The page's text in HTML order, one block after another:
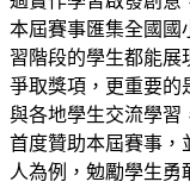
本屆賽事匯集全國國
習階段的學生都能展
爭取獎項，更重要的
與各地學生交流學習
首度贊助本屆賽事，
人為例，勉勵學生勇